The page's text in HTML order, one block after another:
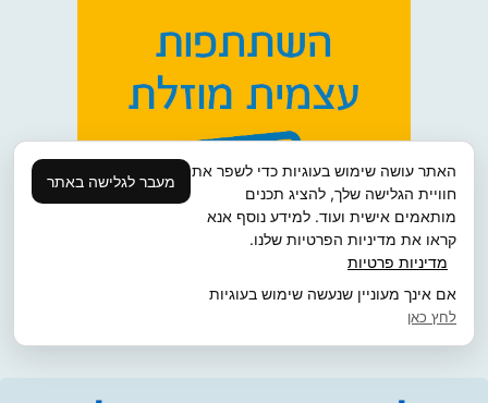
האתר עושה שימוש בעוגיות כדי לשפר את
חוויית הגלישה שלך, להציג תכנים
מותאמים אישית ועוד. למידע נוסף אנא
קראו את מדיניות הפרטיות שלנו.
מדיניות פרטיות
אם אינך מעוניין שנעשה שימוש בעוגיות
לחץ כאן
מעבר לגלישה באתר